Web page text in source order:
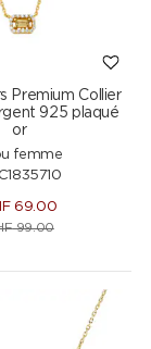
Premium Collier
925 plaqué
or
femme
69.00
99.00